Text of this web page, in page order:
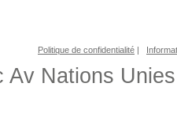
Politique de confidentialité |
Av Nations